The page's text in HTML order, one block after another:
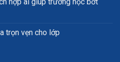
trọn vẹn cho lớp